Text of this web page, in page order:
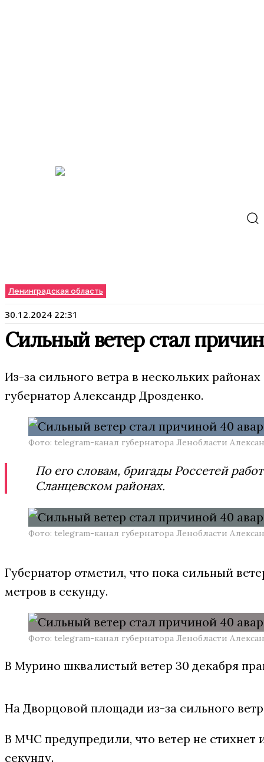
Ленинградская область
30.12.2024 22:31
Сильный ветер стал
Из-за сильного ветра в нескольких
губернатор Александр Дрозденко.
Фото: telegram-канал губернатора Ленобласти
По его словам, бригады Россетей
Сланцевском районах.
Фото: telegram-канал губернатора Ленобласти
Губернатор отметил, что пока сильный
метров в секунду.
Фото: telegram-канал губернатора Ленобласти
В Мурино шквалистый ветер 30 декабря
На Дворцовой площади из-за сильного
В МЧС предупредили, что ветер не стихнет
секунду.